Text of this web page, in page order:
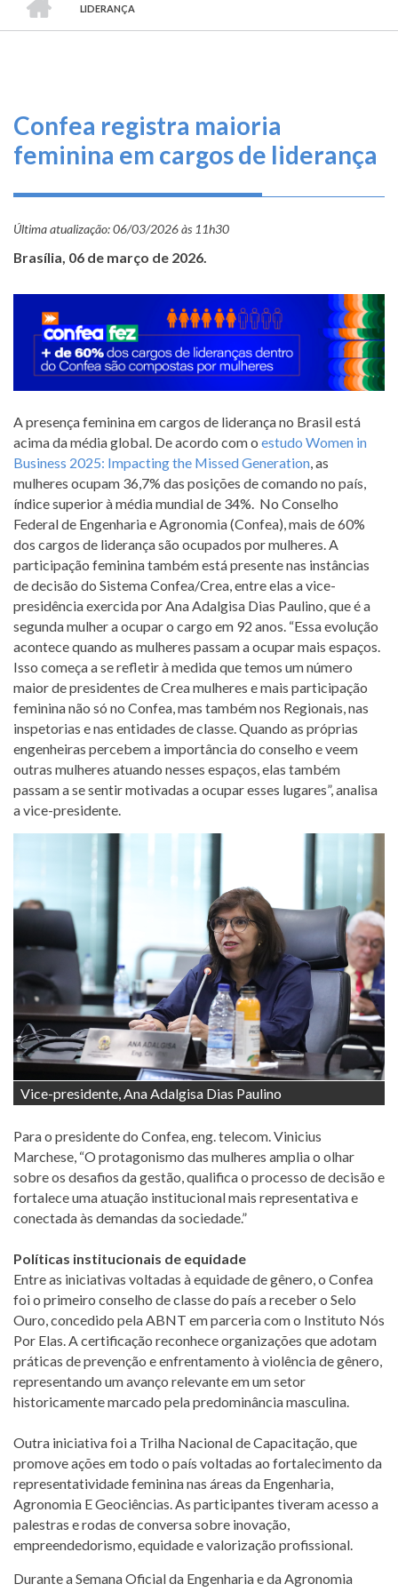
O
que
Informe-
se
Conosco
e
Prestação
de
Contas
TRILHA
DE
LIDERANÇA
Confea registra maioria
feminina em cargos de liderança
Última atualização:06/03/2026 às 11h30
Brasília, 06 de março de 2026.
A presença feminina em cargos de liderança no Brasil está
acima da média global. De acordo com o estudo Women in
Business 2025: Impacting the Missed Generation , as
mulheres ocupam 36,7% das posições de comando no país,
índice superior à média mundial de 34%. No Conselho
Federal de Engenharia e Agronomia (Confea), mais de 60%
dos cargos de liderança são ocupados por mulheres. A
participação feminina também está presente nas instâncias
de decisão do Sistema Confea/Crea, entre elas a vice-
presidência exercida por Ana Adalgisa Dias Paulino, que é a
segunda mulher a ocupar o cargo em 92 anos. “Essa evolução
acontece quando as mulheres passam a ocupar mais espaços.
Isso começa a se refletir à medida que temos um número
maior de presidentes de Crea mulheres e mais participação
feminina não só no Confea, mas também nos Regionais, nas
inspetorias e nas entidades de classe. Quando as próprias
engenheiras percebem a importância do conselho e veem
outras mulheres atuando nesses espaços, elas também
passam a se sentir motivadas a ocupar esses lugares”, analisa
a vice-presidente.
Vice-presidente, Ana Adalgisa Dias Paulino
Para o presidente do Confea, eng. telecom. Vinicius
Marchese, “O protagonismo das mulheres amplia o olhar
sobre os desafios da gestão, qualifica o processo de decisão e
fortalece uma atuação institucional mais representativa e
conectada às demandas da sociedade.”
Políticas institucionais de equidade
Entre as iniciativas voltadas à equidade de gênero, o Confea
foi o primeiro conselho de classe do país a receber o Selo
Ouro, concedido pela ABNT em parceria com o Instituto Nós
Por Elas. A certificação reconhece organizações que adotam
práticas de prevenção e enfrentamento à violência de gênero,
representando um avanço relevante em um setor
historicamente marcado pela predominância masculina.
Outra iniciativa foi a Trilha Nacional de Capacitação, que
promove ações em todo o país voltadas ao fortalecimento da
representatividade feminina nas áreas da Engenharia,
Agronomia E Geociências. As participantes tiveram acesso a
palestras e rodas de conversa sobre inovação,
empreendedorismo, equidade e valorização profissional.
Durante a Semana Oficial da Engenharia e da Agronomia